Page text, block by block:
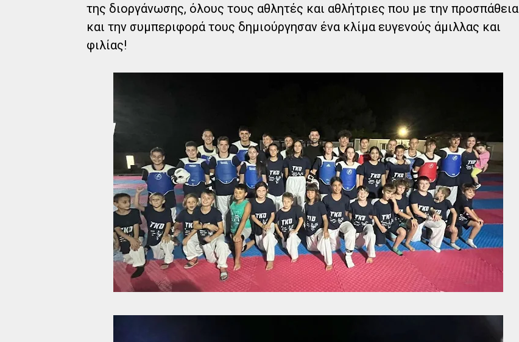
της διοργάνωσης, όλους τους αθλητές και αθλήτριες που με την προσπάθεια
και την συμπεριφορά τους δημιούργησαν ένα κλίμα ευγενούς άμιλλας και
φιλίας!